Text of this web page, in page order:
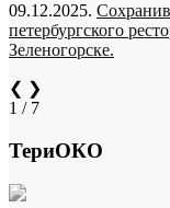
09.12.2025.
петербургского
Зеленогорске.
❮ ❯
1 / 7
ТериОКО